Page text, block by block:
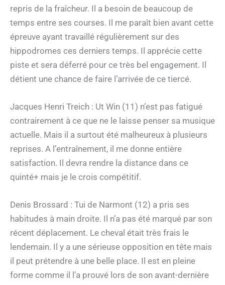
repris de la fraîcheur. Il a besoin de beaucoup de
temps entre ses courses. Il me paraît bien avant cette
épreuve ayant travaillé régulièrement sur des
hippodromes ces derniers temps. Il apprécie cette
piste et sera déferré pour ce très bel engagement. Il
détient une chance de faire l’arrivée de ce tiercé.
Jacques Henri Treich : Ut Win (11) n’est pas fatigué
contrairement à ce que ne le laisse penser sa musique
actuelle. Mais il a surtout été malheureux à plusieurs
reprises. A l’entraînement, il me donne entière
satisfaction. Il devra rendre la distance dans ce
quinté+ mais je le crois compétitif.
Denis Brossard : Tui de Narmont (12) a pris ses
habitudes à main droite. Il n’a pas été marqué par son
récent déplacement. Le cheval était très frais le
lendemain. Il y a une sérieuse opposition en tête mais
il peut prétendre à une belle place. Il est en pleine
forme comme il l’a prouvé lors de son avant-dernière